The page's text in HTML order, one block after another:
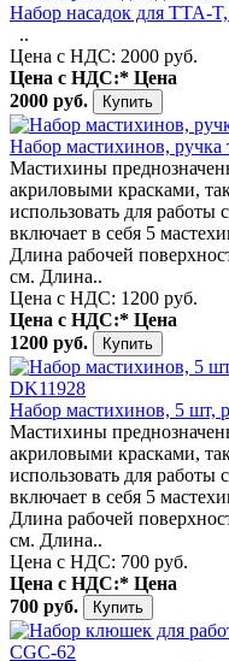
Набор насадок для TTA-
..
Цена с НДС: 2000 руб.
Цена с НДС:* Цена
2000 руб.
Набор мастихинов, ручка
Мастихины
акриловыми красками,
использовать для
включает в себя 5
Длина рабочей
см. Длина..
Цена с НДС: 1200 руб.
Цена с НДС:* Цена
1200 руб.
Набор мастихинов, 5 шт,
Мастихины
акриловыми красками,
использовать для
включает в себя 5
Длина рабочей
см. Длина..
Цена с НДС: 700 руб.
Цена с НДС:* Цена
700 руб.